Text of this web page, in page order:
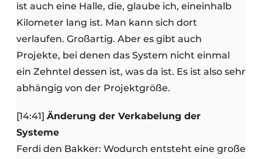
ist auch eine Halle, die, glaube ich, eineinhalb
Kilometer lang ist. Man kann sich dort
verlaufen. Großartig. Aber es gibt auch
Projekte, bei denen das System nicht einmal
ein Zehntel dessen ist, was da ist. Es ist also sehr
abhängig von der Projektgröße.
[14:41] Änderung der Verkabelung der
Systeme
Ferdi den Bakker: Wodurch entsteht eine große